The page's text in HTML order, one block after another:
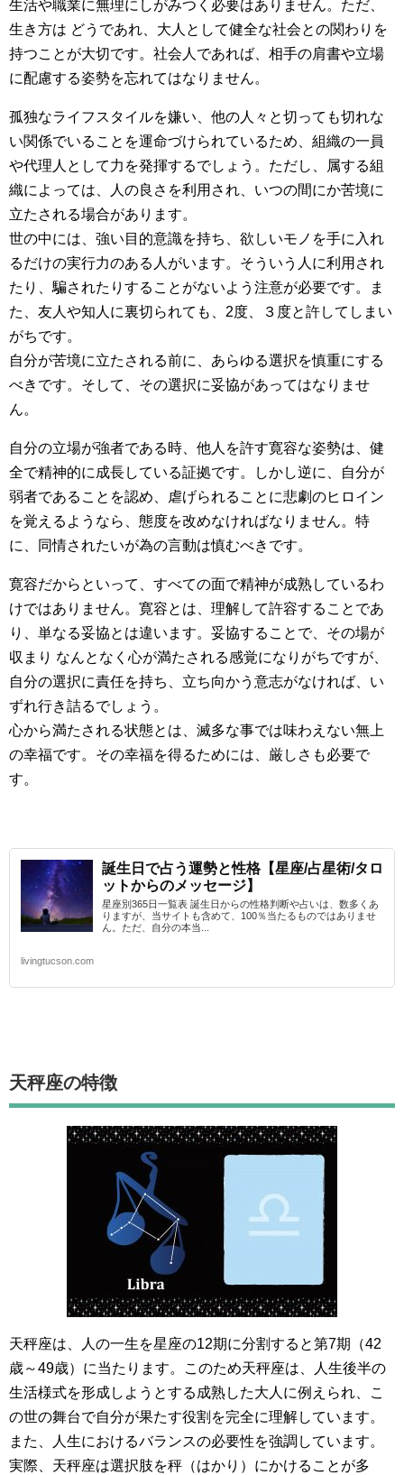
生活や職業に無理にしがみつく必要はありません。ただ、
生き方は どうであれ、大人として健全な社会との関わりを
持つことが大切です。社会人であれば、相手の肩書や立場
に配慮する姿勢を忘れてはなりません。
孤独なライフスタイルを嫌い、他の人々と切っても切れな
い関係でいることを運命づけられているため、組織の一員
や代理人として力を発揮するでしょう。ただし、属する組
織によっては、人の良さを利用され、いつの間にか苦境に
立たされる場合があります。
世の中には、強い目的意識を持ち、欲しいモノを手に入れ
るだけの実行力のある人がいます。そういう人に利用され
たり、騙されたりすることがないよう注意が必要です。ま
た、友人や知人に裏切られても、2度、３度と許してしまい
がちです。
自分が苦境に立たされる前に、あらゆる選択を慎重にする
べきです。そして、その選択に妥協があってはなりませ
ん。
自分の立場が強者である時、他人を許す寛容な姿勢は、健
全で精神的に成長している証拠です。しかし逆に、自分が
弱者であることを認め、虐げられることに悲劇のヒロイン
を覚えるようなら、態度を改めなければなりません。特
に、同情されたいが為の言動は慎むべきです。
寛容だからといって、すべての面で精神が成熟しているわ
けではありません。寛容とは、理解して許容することであ
り、単なる妥協とは違います。妥協することで、その場が
収まり なんとなく心が満たされる感覚になりがちですが、
自分の選択に責任を持ち、立ち向かう意志がなければ、い
ずれ行き詰るでしょう。
心から満たされる状態とは、滅多な事では味わえない無上
の幸福です。その幸福を得るためには、厳しさも必要で
す。
誕生日で占う運勢と性格【星座/占星術/タロ
ットからのメッセージ】
星座別365日一覧表 誕生日からの性格判断や占いは、数多くあ
りますが、当サイトも含めて、100％当たるものではありませ
ん。ただ、自分の本当...
livingtucson.com
天秤座の特徴
天秤座は、人の一生を星座の12期に分割すると第7期（42
歳～49歳）に当たります。このため天秤座は、人生後半の
生活様式を形成しようとする成熟した大人に例えられ、こ
の世の舞台で自分が果たす役割を完全に理解しています。
また、人生におけるバランスの必要性を強調しています。
実際、天秤座は選択肢を秤（はかり）にかけることが多